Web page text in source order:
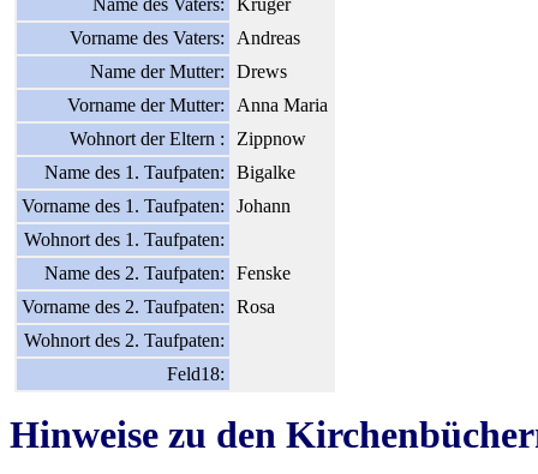
Name des Vaters:
Krüger
Vorname des Vaters:
Andreas
Name der Mutter:
Drews
Vorname der Mutter:
Anna Maria
Wohnort der Eltern :
Zippnow
Name des 1. Taufpaten:
Bigalke
Vorname des 1. Taufpaten:
Johann
Wohnort des 1. Taufpaten:
Name des 2. Taufpaten:
Fenske
Vorname des 2. Taufpaten:
Rosa
Wohnort des 2. Taufpaten:
Feld18:
Hinweise zu den